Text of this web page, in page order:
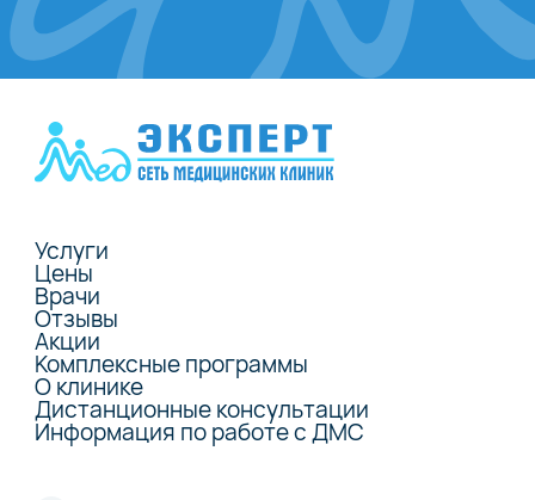
Услуги
Цены
Врачи
Отзывы
Акции
Комплексные программы
О клинике
Дистанционные консультации
Информация по работе с ДМС